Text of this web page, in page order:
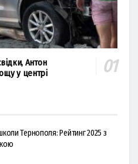
Антон
у центрі
Тернополя: Рейтинг 2025 з